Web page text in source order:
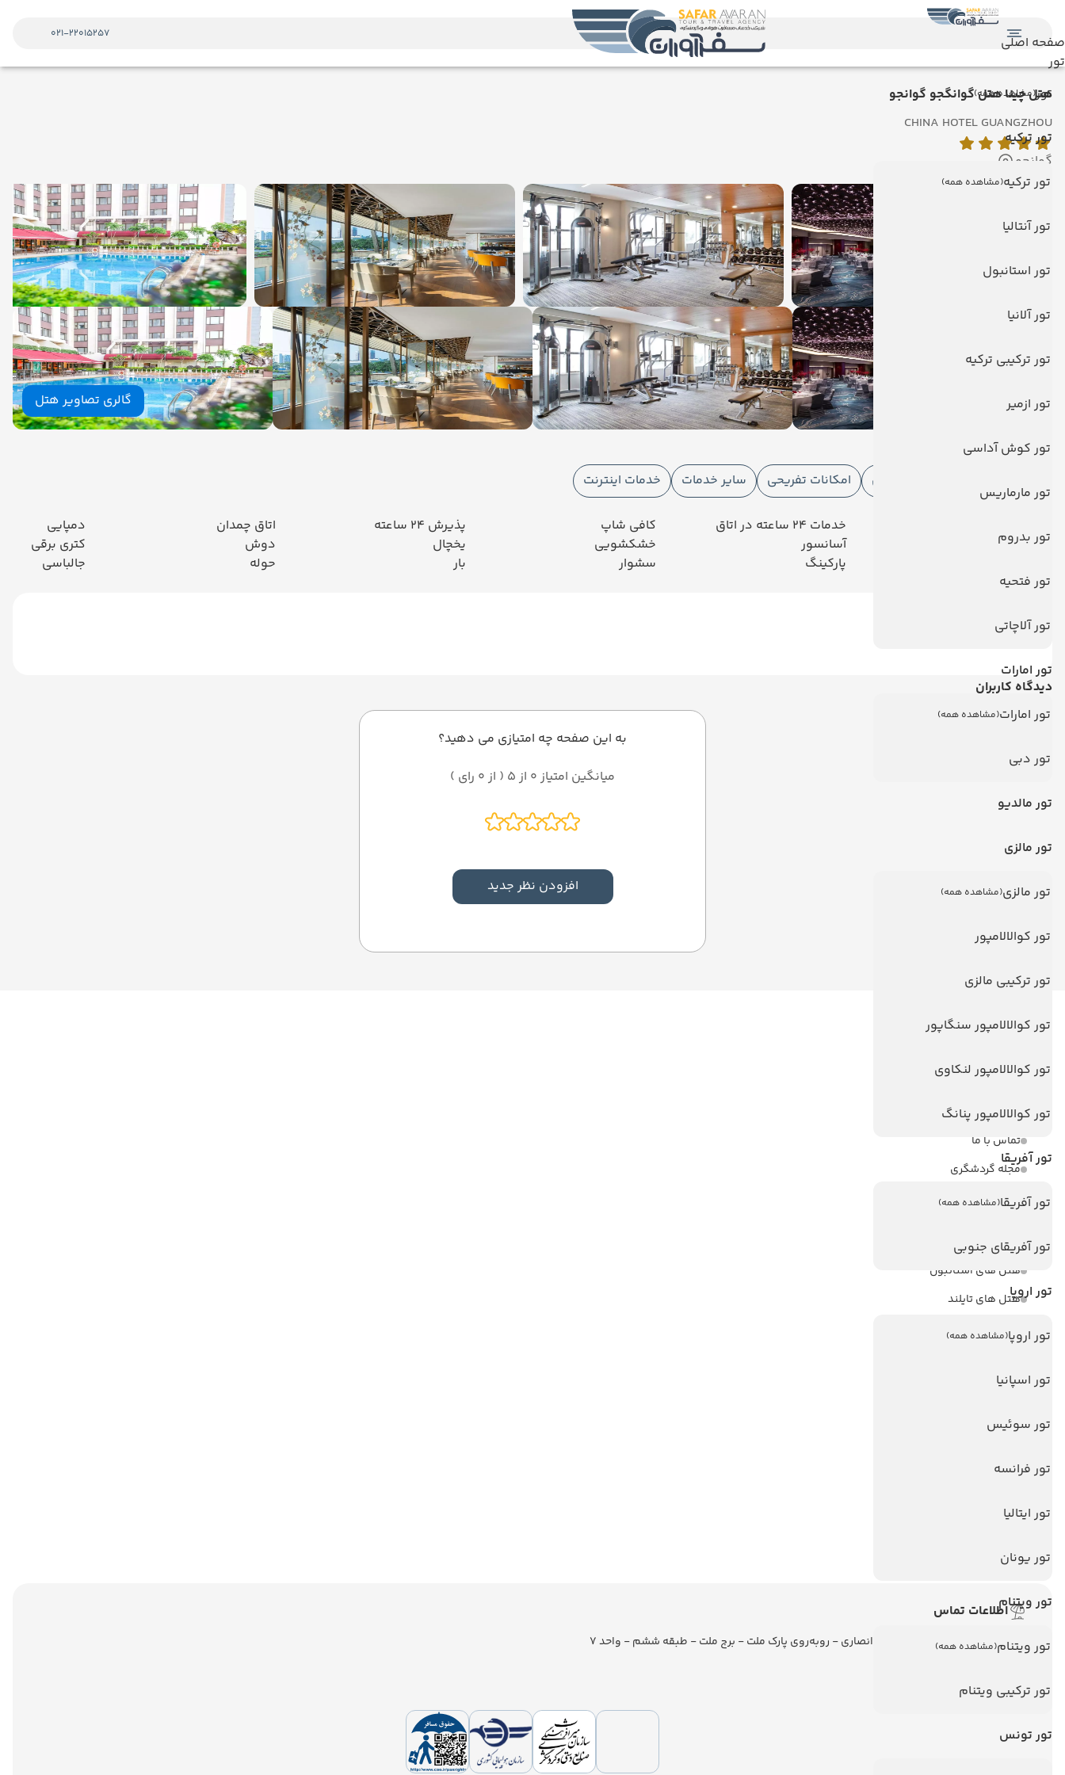
صفحه اصلی
تور
تور(مشاهده همه)
تور ترکیه
تور ترکیه(مشاهده همه)
تور آنتالیا
تور استانبول
تور آلانیا
تور ترکیبی ترکیه
تور ازمیر
تور کوش آداسی
تور مارماریس
تور بدروم
تور فتحیه
تور آلاچاتی
تور امارات
تور امارات(مشاهده همه)
تور دبی
تور مالدیو
تور مالزی
تور مالزی(مشاهده همه)
تور کوالالامپور
تور ترکیبی مالزی
تور کوالالامپور سنگاپور
تور کوالالامپور لنکاوی
تور کوالالامپور پنانگ
تور آفریقا
تور آفریقا(مشاهده همه)
تور آفریقای جنوبی
تور اروپا
تور اروپا(مشاهده همه)
تور اسپانیا
تور سوئیس
تور فرانسه
تور ایتالیا
تور یونان
تور ویتنام
تور ویتنام(مشاهده همه)
تور ترکیبی ویتنام
تور تونس
021-22015257
هتل چینا هتل گوانگجو گوانجو
CHINA HOTEL GUANGZHOU
گوانجو
گالری تصاویر هتل
امکانات هتل
امکانات ورزشی امکانات تفریحی سایر خدمات خدمات اینترنت
فروشگاه
خدمات 24 ساعته در اتاق
آسانسور
پارکینگ
کافی شاپ
خشکشویی
سشوار
پذیرش 24 ساعته
یخچال
بار
اتاق چمدان
دوش
حوله
دمپایی
کتری برقی
جالباسی
دیدگاه کاربران
به این صفحه چه امتیازی می دهید؟
میانگین امتیاز 0 از 5 ( از 0 رای )
افزودن نظر جدید
لینک های مفید
درباره ما
تماس با ما
مجله گردشگری
هتل های آنتالیا
هتل های استانبول
هتل های تایلند
هتل های اندونزی
تور استانبول
تور بالی
اطلاعات تماس
تهران - ولیعصر - نبش کوچه انصاری - روبه‌روی پارک ملت - برج ملت - طبقه ششم - واحد 7